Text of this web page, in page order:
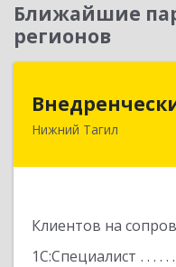
Ближайшие
регионов
Нижний Тагил
Клиентов на
1С:Специалист
622030,